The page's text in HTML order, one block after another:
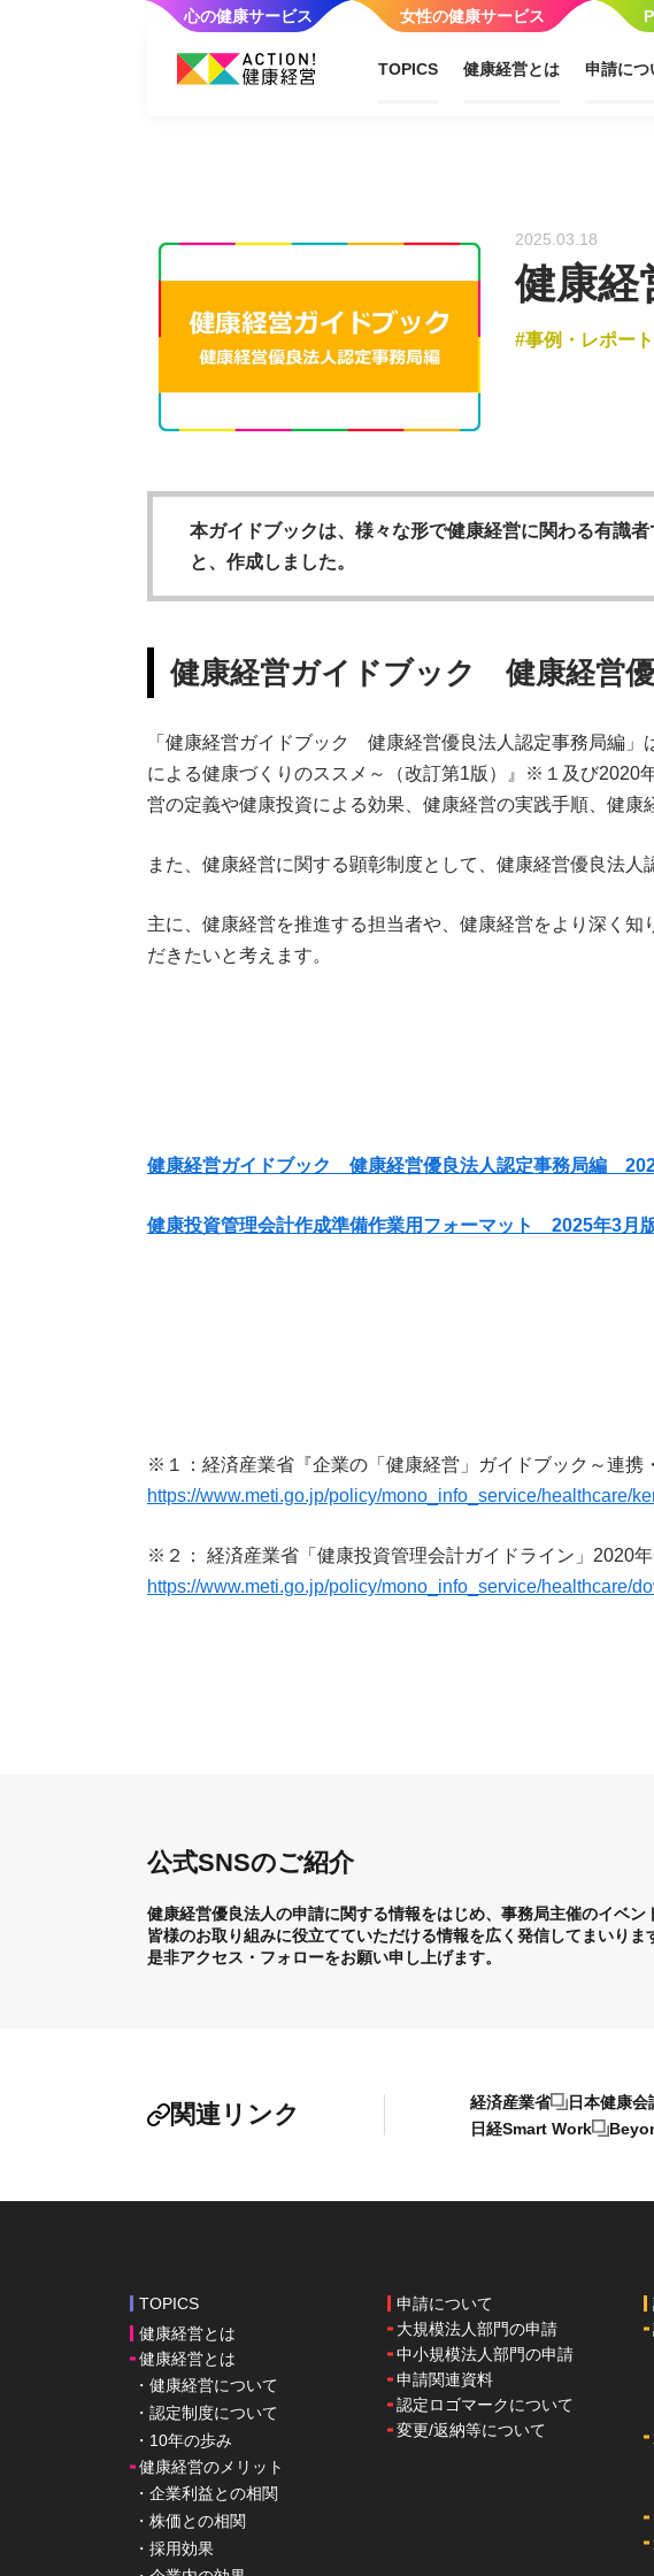
TOPICS 健康経営とは 申請につ
女性の健康サービス
心の健康サービス
2025.03.18
健康経
事例・レポート
本ガイドブックは、様々な形で健康経営に関わる有識
と、作成しました。
健康経営ガイドブック 健康経営
「健康経営ガイドブック 健康経営優良法人認定事務局編
による健康づくりのススメ～（改訂第1版）』※１及び2020
営の定義や健康投資による効果、健康経営の実践手順、健
また、健康経営に関する顕彰制度として、健康経営優良法人
主に、健康経営を推進する担当者や、健康経営をより深く
だきたいと考えます。
健康経営ガイドブック 健康経営優良法人認定事務局編
健康投資管理会計作成準備作業用フォーマット 2025年3月
※１：経済産業省『企業の「健康経営」ガイドブック～連携
https://www.meti.go.jp/policy/mono_info_service/healthcare/
※２： 経済産業省「健康投資管理会計ガイドライン」2020年
https://www.meti.go.jp/policy/mono_info_service/healthcare/
公式SNSのご紹介
健康経営優良法人の申請に関する情報をはじめ、 事務局主催のイベン
皆様のお取り組みに役立てていただける情報を広く発信してまいり ま
是非アクセス・フォローをお願い申し上げます。
関連リンク 経済産業省 日本健康会
日経Smart Work
TOPICS
健康経営とは
健康経営とは
・健康経営について
・認定制度について
・10年の歩み
健康経営のメリット
・企業利益との相関
・株価との相関
・採用効果
申請について
大規模法人部門の申請
中小規模法人部門の申請
申請関連資料
認定ロゴマークについて
変更/返納等について